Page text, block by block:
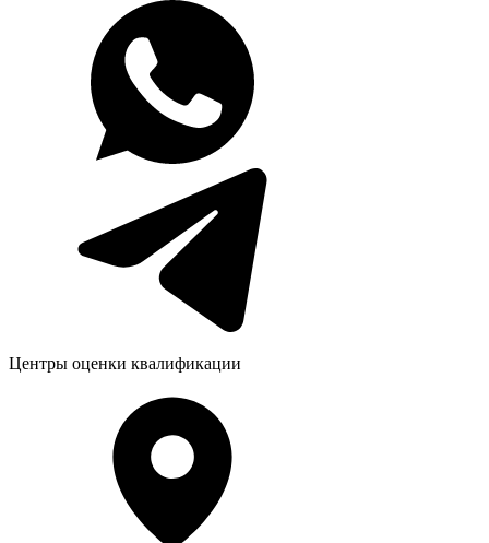
Центры оценки квалификации